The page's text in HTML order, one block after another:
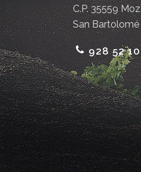
C.P. 35559
San
928 52